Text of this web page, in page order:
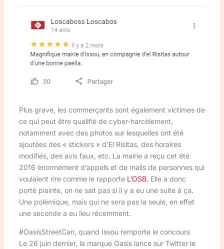
Plus grave, les commerçants sont également victimes de
ce qui peut être qualifié de cyber-harcèlement,
notamment avec des photos sur lesquelles ont été
ajoutées des « stickers » d’El Risitas, des horaires
modifiés, des avis faux, etc. La mairie a reçu cet été
2016 énormément d’appels et de mails de personnes qui
voulaient rire comme le rapporte L’OSB. Elle a donc
porté plainte, on ne sait pas si il y a eu une suite à ça.
Une polémique, mais qui ne sera pas la seule, en effet
une seconde a eu lieu récemment.
#OasisStreetCan, quand Issou remporte le concours
Le 26 juin dernier, la marque Oasis lance sur Twitter le